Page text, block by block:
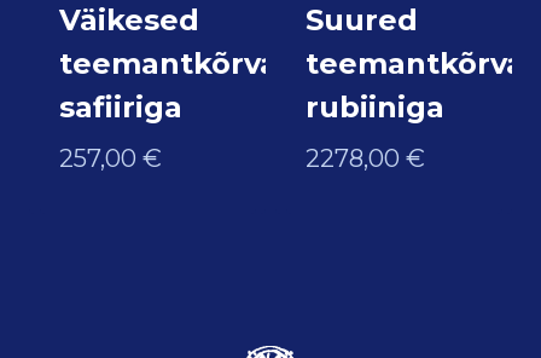
Väikesed
teemantkõrvarõngad
safiiriga
257,00 €
Suured
rubiiniga
2278,00 €